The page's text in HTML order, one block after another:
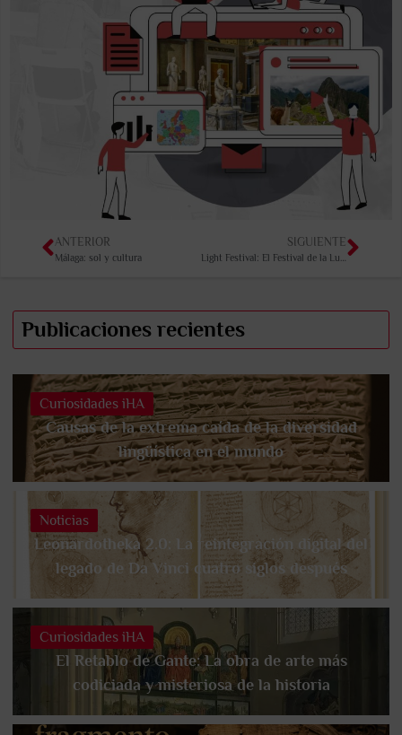
ANTERIOR
Málaga: sol y cultura
SIGUIENTE
Publicaciones recientes
Curiosidades iHA
Causas de la extrema caída de la diversidad
lingüística en el mundo
Noticias
Leonardotheka 2.0: La reintegración digital del
legado de Da Vinci cuatro siglos después
Curiosidades iHA
El Retablo de Gante: La obra de arte más
codiciada y misteriosa de la historia